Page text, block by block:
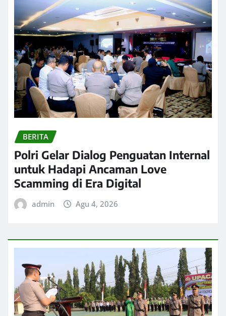
BERITA
Polri Gelar Dialog Penguatan Internal
untuk Hadapi Ancaman Love
Scamming di Era Digital
admin Agu 4, 2026